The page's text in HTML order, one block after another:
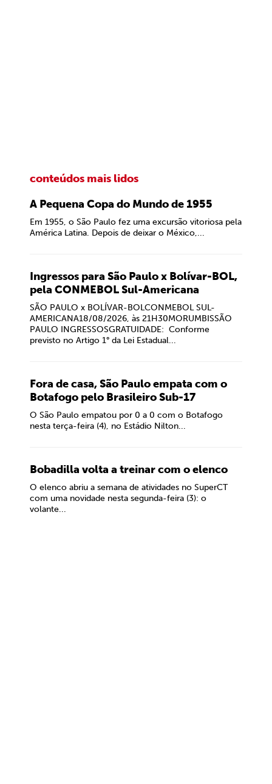
conteúdos mais lidos
A Pequena Copa do Mundo de 1955
Em 1955, o São Paulo fez uma excursão vitoriosa pela
América Latina. Depois de deixar o México,...
Ingressos para São Paulo x Bolívar-BOL,
pela CONMEBOL Sul-Americana
SÃO PAULO x BOLÍVAR-BOLCONMEBOL SUL-
AMERICANA18/08/2026, às 21H30MORUMBISSÃO
PAULO INGRESSOSGRATUIDADE: Conforme
previsto no Artigo 1° da Lei Estadual...
Fora de casa, São Paulo empata com o
Botafogo pelo Brasileiro Sub-17
O São Paulo empatou por 0 a 0 com o Botafogo
nesta terça-feira (4), no Estádio Nilton...
Bobadilla volta a treinar com o elenco
O elenco abriu a semana de atividades no SuperCT
com uma novidade nesta segunda-feira (3): o
volante...